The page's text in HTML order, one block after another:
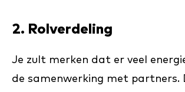
2. Rolverdeling
Je zult merken dat er veel
de samenwerking met partners.